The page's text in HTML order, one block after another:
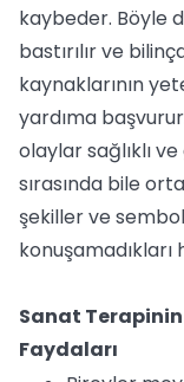
kaybeder. Böyle
bastırılır ve
kaynaklarının
yardıma
olaylar sağlıklı
sırasında bile
şekiller ve
Sanat
Faydaları